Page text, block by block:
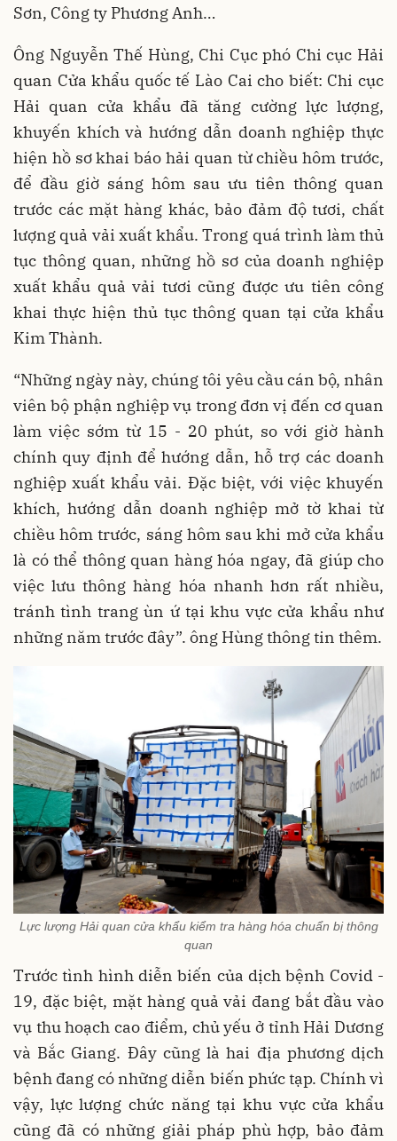
Sơn, Công ty Phương Anh…
Ông Nguyễn Thế Hùng, Chi Cục phó Chi cục Hải
quan Cửa khẩu quốc tế Lào Cai cho biết: Chi cục
Hải quan cửa khẩu đã tăng cường lực lượng,
khuyến khích và hướng dẫn doanh nghiệp thực
hiện hồ sơ khai báo hải quan từ chiều hôm trước,
để đầu giờ sáng hôm sau ưu tiên thông quan
trước các mặt hàng khác, bảo đảm độ tươi, chất
lượng quả vải xuất khẩu. Trong quá trình làm thủ
tục thông quan, những hồ sơ của doanh nghiệp
xuất khẩu quả vải tươi cũng được ưu tiên công
khai thực hiện thủ tục thông quan tại cửa khẩu
Kim Thành.
“Những ngày này, chúng tôi yêu cầu cán bộ, nhân
viên bộ phận nghiệp vụ trong đơn vị đến cơ quan
làm việc sớm từ 15 - 20 phút, so với giờ hành
chính quy định để hướng dẫn, hỗ trợ các doanh
nghiệp xuất khẩu vải. Đặc biệt, với việc khuyến
khích, hướng dẫn doanh nghiệp mở tờ khai từ
chiều hôm trước, sáng hôm sau khi mở cửa khẩu
là có thể thông quan hàng hóa ngay, đã giúp cho
việc lưu thông hàng hóa nhanh hơn rất nhiều,
tránh tình trang ùn ứ tại khu vực cửa khẩu như
những năm trước đây”. ông Hùng thông tin thêm.
Lực lượng Hải quan cửa khẩu kiểm tra hàng hóa chuẩn bị thông
quan
Trước tình hình diễn biến của dịch bệnh Covid -
19, đặc biệt, mặt hàng quả vải đang bắt đầu vào
vụ thu hoạch cao điểm, chủ yếu ở tỉnh Hải Dương
và Bắc Giang. Đây cũng là hai địa phương dịch
bệnh đang có những diễn biến phức tạp. Chính vì
vậy, lực lượng chức năng tại khu vực cửa khẩu
cũng đã có những giải pháp phù hợp, bảo đảm